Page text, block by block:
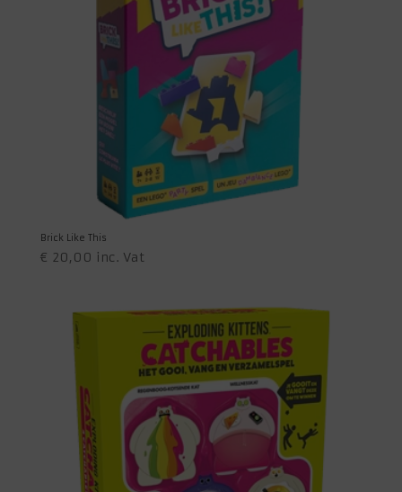
Brick Like This
€ 20,00 inc. Vat